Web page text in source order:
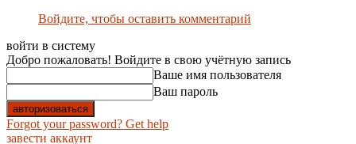
Войдите, чтобы оставить комментарий
войти в систему
Добро пожаловать! Войдите в свою учётную запись
Ваше имя пользователя
Ваш пароль
Forgot your password? Get help
завести аккаунт